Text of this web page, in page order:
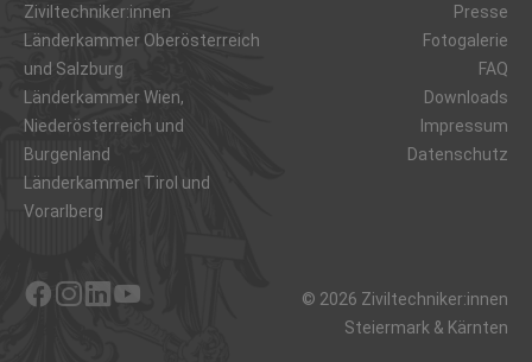
Ziviltechniker:innen
Länderkammer Oberösterreich
und Salzburg
Länderkammer Wien,
Niederösterreich und
Burgenland
Länderkammer Tirol und
Vorarlberg
Presse
Fotogalerie
FAQ
Downloads
Impressum
Datenschutz
© 2026 Ziviltechniker:innen
Steiermark & Kärnten
Facebook
Instagram
LinkedInYouTube